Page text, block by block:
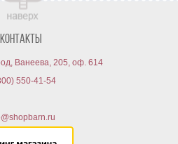
Контакты
Ванеева, 205, оф. 614
550-41-54